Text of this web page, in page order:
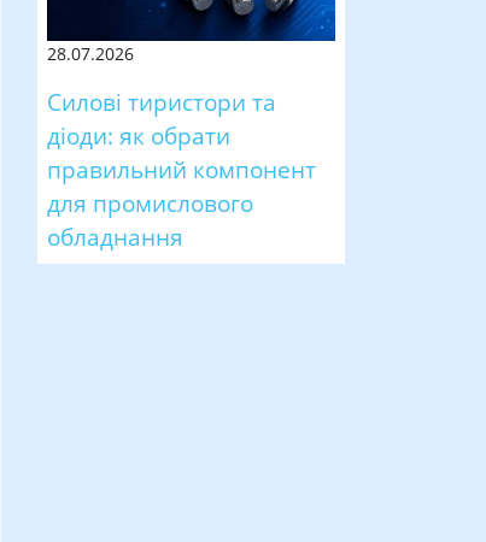
28.07.2026
Силові тиристори та
діоди: як обрати
правильний компонент
для промислового
обладнання